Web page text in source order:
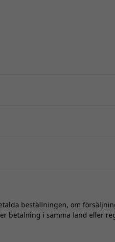
beställningen, om
betalning i samma land eller